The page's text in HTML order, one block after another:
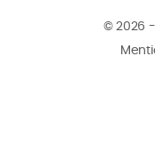
© 2026